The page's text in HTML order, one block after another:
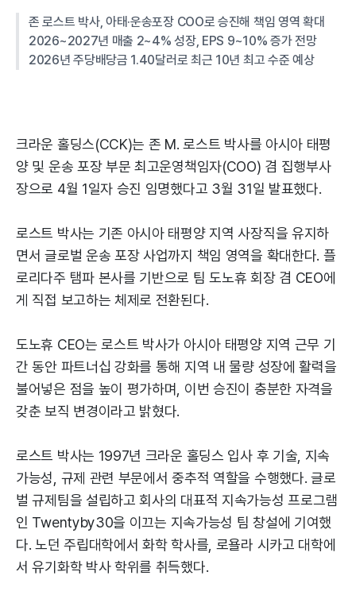
존 로스트 박사, 아태·운송포장 COO로 승진해 책임 영역 확대
2026~2027년 매출 2~4% 성장, EPS 9~10% 증가 전망
2026년 주당배당금 1.40달러로 최근 10년 최고 수준 예상
크라운 홀딩스(CCK)는 존 M. 로스트 박사를 아시아 태평
양 및 운송 포장 부문 최고운영책임자(COO) 겸 집행부사
장으로 4월 1일자 승진 임명했다고 3월 31일 발표했다.
로스트 박사는 기존 아시아 태평양 지역 사장직을 유지하
면서 글로벌 운송 포장 사업까지 책임 영역을 확대한다. 플
로리다주 탬파 본사를 기반으로 팀 도노휴 회장 겸 CEO에
게 직접 보고하는 체제로 전환된다.
도노휴 CEO는 로스트 박사가 아시아 태평양 지역 근무 기
간 동안 파트너십 강화를 통해 지역 내 물량 성장에 활력을
불어넣은 점을 높이 평가하며, 이번 승진이 충분한 자격을
갖춘 보직 변경이라고 밝혔다.
로스트 박사는 1997년 크라운 홀딩스 입사 후 기술, 지속
가능성, 규제 관련 부문에서 중추적 역할을 수행했다. 글로
벌 규제팀을 설립하고 회사의 대표적 지속가능성 프로그램
인 Twentyby30을 이끄는 지속가능성 팀 창설에 기여했
다. 노던 주립대학에서 화학 학사를, 로욜라 시카고 대학에
서 유기화학 박사 학위를 취득했다.